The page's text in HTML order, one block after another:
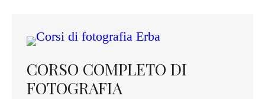
CORSO COMPLETO DI
FOTOGRAFIA